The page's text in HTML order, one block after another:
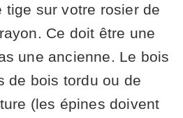
tige sur votre rosier de
Ce doit être une
une ancienne. Le bois
de bois tordu ou de
(les épines doivent